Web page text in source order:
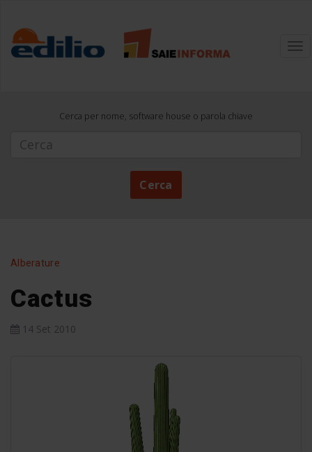
Cerca per nome, software house o parola chiave
Cerca
Alberature
Cactus
14 Set 2010